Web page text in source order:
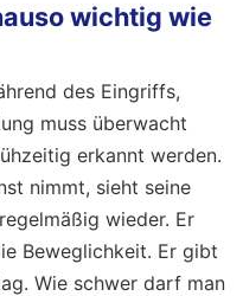
wichtig wie
des Eingriffs,
muss überwacht
erkannt werden.
nimmt, sieht seine
wieder. Er
Beweglichkeit. Er gibt
Wie schwer darf man